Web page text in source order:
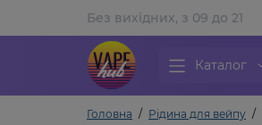
Без вихідних, з 09 до 21
Каталог
Головна Рідина для вейпу